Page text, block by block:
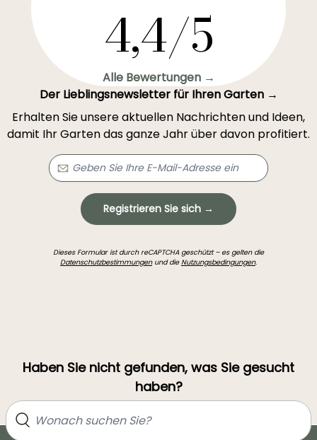
4,4/5
Alle Bewertungen →
Der Lieblingsnewsletter für Ihren Garten →
Erhalten Sie unsere aktuellen Nachrichten und Ideen,
damit Ihr Garten das ganze Jahr über davon profitiert.
Registrieren Sie sich →
Dieses Formular ist durch reCAPTCHA geschützt – es gelten die
Datenschutzbestimmungenund dieNutzungsbedingungen.
Haben Sie nicht gefunden, was Sie gesucht
haben?